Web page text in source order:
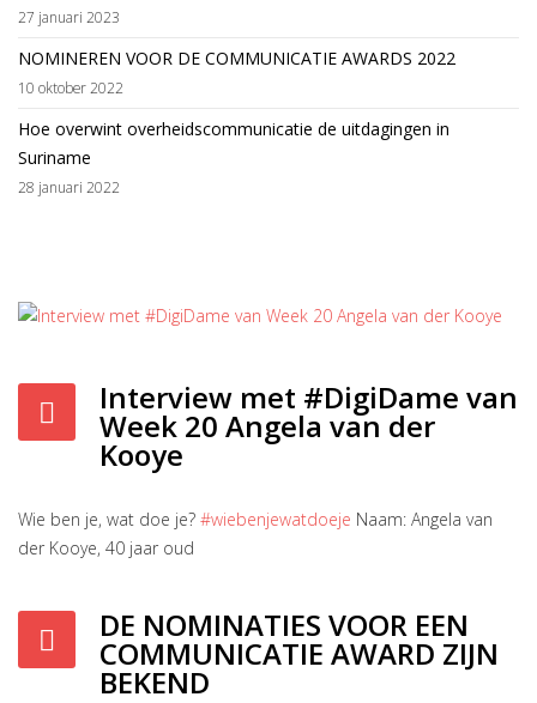
27 januari 2023
NOMINEREN VOOR DE COMMUNICATIE AWARDS 2022
10 oktober 2022
Hoe overwint overheidscommunicatie de uitdagingen in
Suriname
28 januari 2022
Interview met #DigiDame van
Week 20 Angela van der
Kooye
Wie ben je, wat doe je? #wiebenjewatdoeje Naam: Angela van
der Kooye, 40 jaar oud
DE NOMINATIES VOOR EEN
COMMUNICATIE AWARD ZIJN
BEKEND